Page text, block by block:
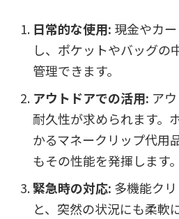
日常的な使用: 現金やカ
し、ポケットやバッグの
管理できます。
アウトドアでの活用: ア
耐久性が求められます。
かるマネークリップ代用
もその性能を発揮します。
緊急時の対応: 多機能ク
と、突然の状況にも柔軟